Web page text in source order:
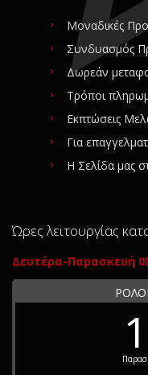
Μοναδικές
Συνδυασμός
Δωρεάν
Τρόποι
Εκπτώσεις
Για
Η Σελίδα μας
Ώρες λειτουργίας
Δευτέρα-Παρασκευή